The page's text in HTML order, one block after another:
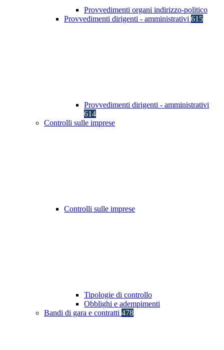
Provvedimenti organi indirizzo-politico
Provvedimenti dirigenti - amministrativi 615
Provvedimenti dirigenti - amministrativi
614
Controlli sulle imprese
Controlli sulle imprese
Tipologie di controllo
Obblighi e adempimenti
Bandi di gara e contratti 478